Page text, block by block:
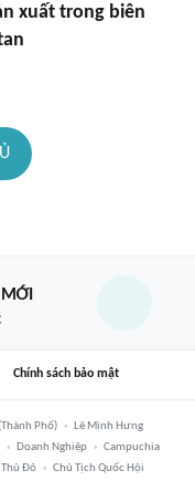
xuất trong biên
Chính sách bảo mật
Phố)
Lê Minh Hưng
Doanh Nghiệp
Campuchia
Đô Chủ Tịch Quốc Hội